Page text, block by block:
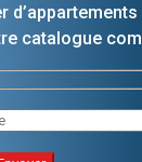
catalogue